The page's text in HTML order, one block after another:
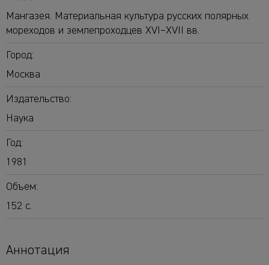
Мангазея. Материальная культура русских полярных
мореходов и землепроходцев XVI–XVII вв.
Город:
Москва
Издательство:
Наука
Год:
1981
Объем:
152 c.
Аннотация